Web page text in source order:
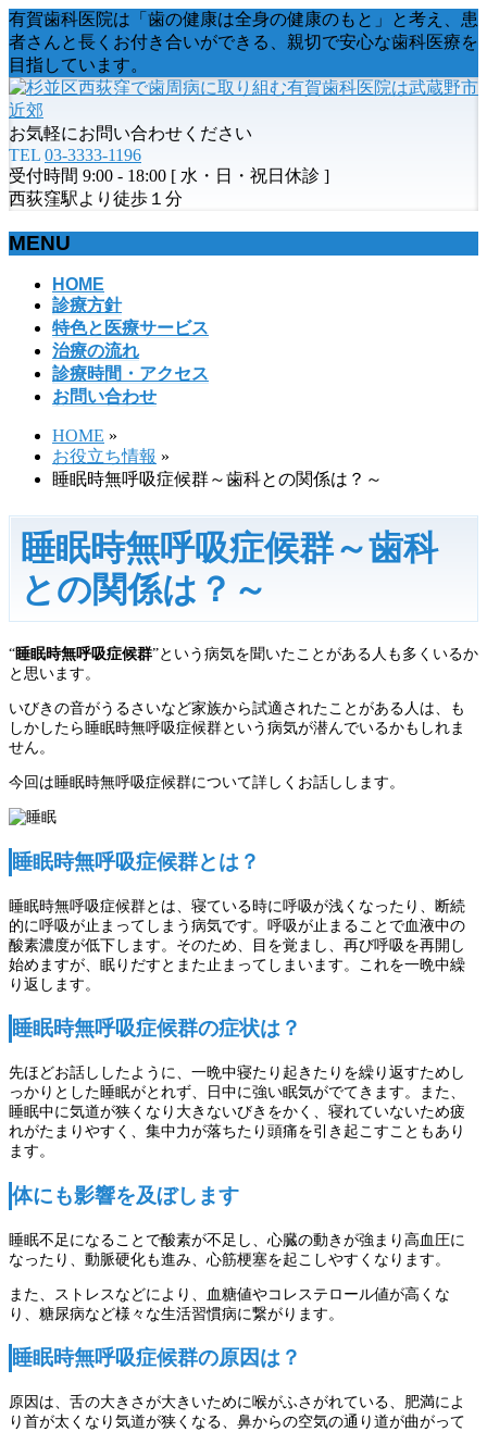
有賀歯科医院は「歯の健康は全身の健康のもと」と考え、患
者さんと長くお付き合いができる、親切で安心な歯科医療を
目指しています。
お気軽にお問い合わせください
TEL 03-3333-1196
受付時間 9:00 - 18:00 [ 水・日・祝日休診 ]
西荻窪駅より徒歩１分
MENU
HOME
診療方針
特色と医療サービス
治療の流れ
診療時間・アクセス
お問い合わせ
HOME »
お役立ち情報 »
睡眠時無呼吸症候群～歯科との関係は？～
睡眠時無呼吸症候群～歯科
との関係は？～
“睡眠時無呼吸症候群”という病気を聞いたことがある人も多くいるか
と思います。
いびきの音がうるさいなど家族から試適されたことがある人は、も
しかしたら睡眠時無呼吸症候群という病気が潜んでいるかもしれま
せん。
今回は睡眠時無呼吸症候群について詳しくお話しします。
睡眠時無呼吸症候群とは？
睡眠時無呼吸症候群とは、寝ている時に呼吸が浅くなったり、断続
的に呼吸が止まってしまう病気です。呼吸が止まることで血液中の
酸素濃度が低下します。そのため、目を覚まし、再び呼吸を再開し
始めますが、眠りだすとまた止まってしまいます。これを一晩中繰
り返します。
睡眠時無呼吸症候群の症状は？
先ほどお話ししたように、一晩中寝たり起きたりを繰り返すためし
っかりとした睡眠がとれず、日中に強い眠気がでてきます。また、
睡眠中に気道が狭くなり大きないびきをかく、寝れていないため疲
れがたまりやすく、集中力が落ちたり頭痛を引き起こすこともあり
ます。
体にも影響を及ぼします
睡眠不足になることで酸素が不足し、心臓の動きが強まり高血圧に
なったり、動脈硬化も進み、心筋梗塞を起こしやすくなります。
また、ストレスなどにより、血糖値やコレステロール値が高くな
り、糖尿病など様々な生活習慣病に繋がります。
睡眠時無呼吸症候群の原因は？
原因は、舌の大きさが大きいために喉がふさがれている、肥満によ
り首が太くなり気道が狭くなる、鼻からの空気の通り道が曲がって